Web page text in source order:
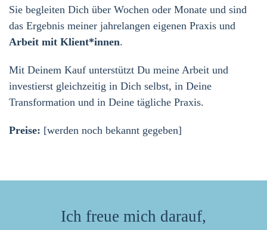
Sie begleiten Dich über Wochen oder Monate und sind
das Ergebnis meiner jahrelangen eigenen Praxis und
Arbeit mit Klient*innen.
Mit Deinem Kauf unterstützt Du meine Arbeit und
investierst gleichzeitig in Dich selbst, in Deine
Transformation und in Deine tägliche Praxis.
Preise: [werden noch bekannt gegeben]
Ich freue mich darauf,